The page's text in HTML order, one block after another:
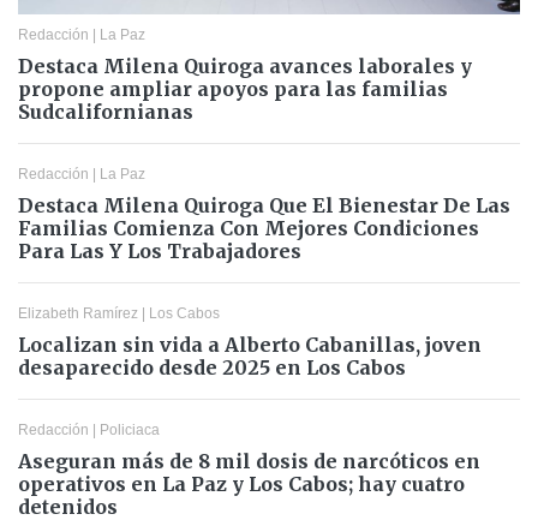
Redacción | La Paz
Destaca Milena Quiroga avances laborales y
propone ampliar apoyos para las familias
Sudcalifornianas
Redacción | La Paz
Destaca Milena Quiroga Que El Bienestar De Las
Familias Comienza Con Mejores Condiciones
Para Las Y Los Trabajadores
Elizabeth Ramírez | Los Cabos
Localizan sin vida a Alberto Cabanillas, joven
desaparecido desde 2025 en Los Cabos
Redacción | Policiaca
Aseguran más de 8 mil dosis de narcóticos en
operativos en La Paz y Los Cabos; hay cuatro
detenidos